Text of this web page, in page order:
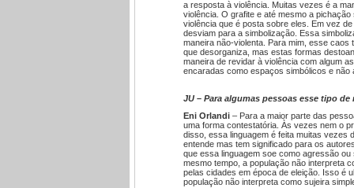
a resposta à violência. Muitas vezes é a
violência. O grafite e até mesmo a
violência que é posta sobre eles. Em vez
desviam para a simbolização. Essa
maneira não-violenta. Para mim, esse caos
que desorganiza, mas estas formas
maneira de revidar à violência com algum
encaradas como espaços simbólicos e não
JU – Para algumas pessoas esse tipo
Eni Orlandi– Para a maior parte das
uma forma contestatória. Às vezes nem o
disso, essa linguagem é feita muitas vezes
entende mas tem significado para os
que essa linguagem soe como agressão
mesmo tempo, a população não interpreta
pelas cidades em época de eleição. Isso é
população não interpreta como sujeira